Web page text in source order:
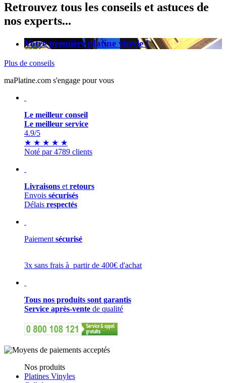
Retrouvez tous les conseils et astuces de
nos experts...
Votre première platine vinyle !
Plus de conseils
maPlatine.com s'engage pour vous
Le meilleur conseil
Le meilleur service
4.9/5
★ ★ ★ ★ ★
Noté par 4789 clients
Livraisons et retours
Envois sécurisés
Délais respectés
Paiement sécurisé
3x sans frais à partir de 400€ d'achat
Tous nos produits sont garantis
Service après-vente de qualité
Nos produits
Platines Vinyles